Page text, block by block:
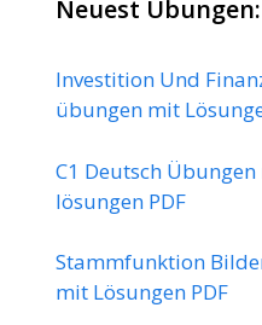
Neuest Übungen:
Investition Und
übungen mit
C1 Deutsch
lösungen PDF
Stammfunktion
mit Lösungen PDF